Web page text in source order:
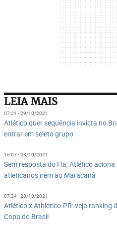
LEIA MAIS
07:21 - 29/10/2021
Atlético quer sequência invicta no
entrar em seleto grupo
16:07 - 28/10/2021
Sem resposta do Fla, Atlético aciona
atleticanos irem ao Maracanã
07:24 - 28/10/2021
Atlético x Athletico-PR: veja ranking
Copa do Brasil